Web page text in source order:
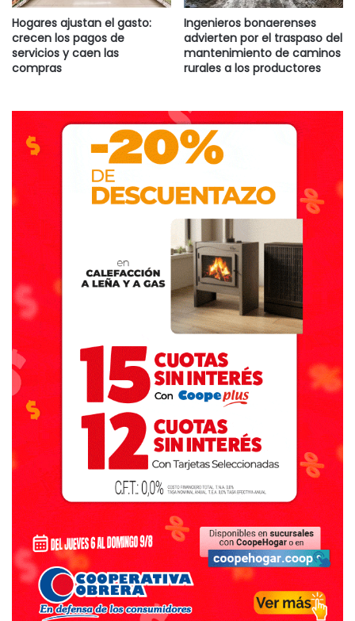
Hogares ajustan el gasto:
crecen los pagos de
servicios y caen las
compras
Ingenieros bonaerenses
advierten por el traspaso del
mantenimiento de caminos
rurales a los productores